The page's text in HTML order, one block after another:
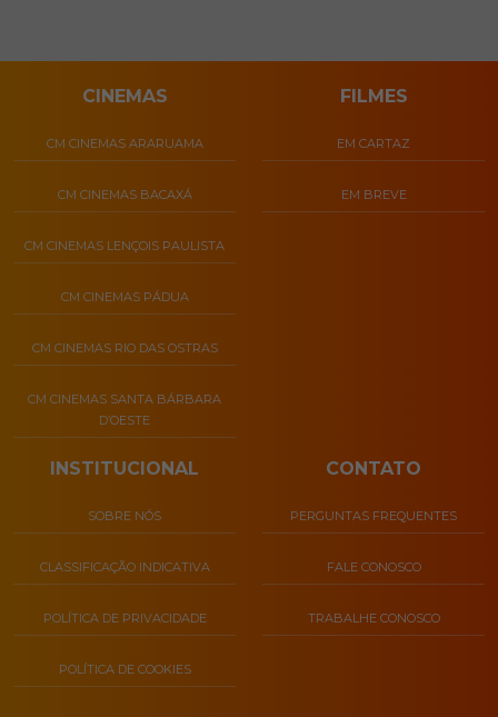
CINEMAS
CM CINEMAS ARARUAMA
CM CINEMAS BACAXÁ
CM CINEMAS LENÇOIS PAULISTA
CM CINEMAS PÁDUA
CM CINEMAS RIO DAS OSTRAS
CM CINEMAS SANTA BÁRBARA
D’OESTE
FILMES
EM CARTAZ
EM BREVE
INSTITUCIONAL
SOBRE NÓS
CLASSIFICAÇÃO INDICATIVA
POLÍTICA DE PRIVACIDADE
POLÍTICA DE COOKIES
CONTATO
PERGUNTAS FREQUENTES
FALE CONOSCO
TRABALHE CONOSCO